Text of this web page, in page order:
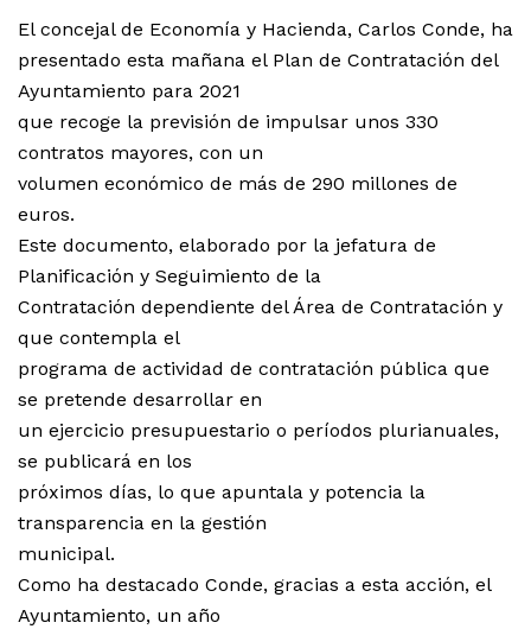
El concejal de Economía y Hacienda, Carlos Conde, ha
presentado esta mañana el Plan de Contratación del
Ayuntamiento para 2021
que recoge la previsión de impulsar unos 330
contratos mayores, con un
volumen económico de más de 290 millones de
euros.
Este documento, elaborado por la jefatura de
Planificación y Seguimiento de la
Contratación dependiente del Área de Contratación y
que contempla el
programa de actividad de contratación pública que
se pretende desarrollar en
un ejercicio presupuestario o períodos plurianuales,
se publicará en los
próximos días, lo que apuntala y potencia la
transparencia en la gestión
municipal.
Como ha destacado Conde, gracias a esta acción, el
Ayuntamiento, un año